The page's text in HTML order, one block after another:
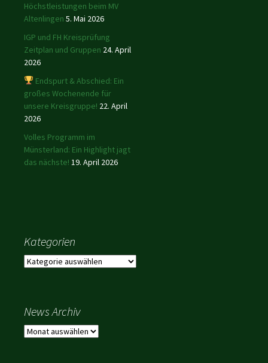
Höchstleistungen beim MV
Altenlingen 5. Mai 2026
IGP und FH Kreisprüfung
Zeitplan und Gruppen 24. April
2026
Endspurt & Abschied: Ein
großes Wochenende für
unsere Kreisgruppe! 22. April
2026
Volles Programm im
Münsterland: Ein Highlight jagt
das nächste! 19. April 2026
Kategorien
Kategorien
News Archiv
News